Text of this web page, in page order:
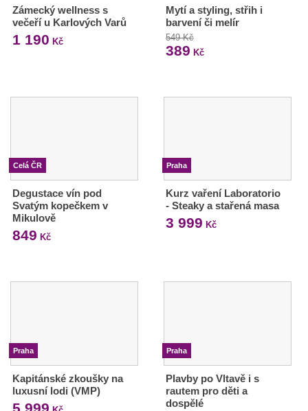
Zámecký wellness s
večeří u Karlových Varů
1 190 Kč
Mytí a styling, střih i
barvení či melír
549 Kč
389 Kč
Celá ČR
Degustace vín pod
Svatým kopečkem v
Mikulově
849 Kč
Praha
Kurz vaření Laboratorio
- Steaky a stařená masa
3 999 Kč
Praha
Kapitánské zkoušky na
luxusní lodi (VMP)
Praha
Plavby po Vltavě i s
rautem pro děti a
dospělé